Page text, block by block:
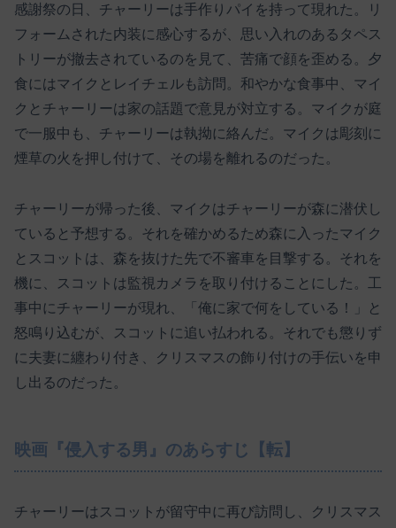
感謝祭の日、チャーリーは手作りパイを持って現れた。リ
フォームされた内装に感心するが、思い入れのあるタペス
トリーが撤去されているのを見て、苦痛で顔を歪める。夕
食にはマイクとレイチェルも訪問。和やかな食事中、マイ
クとチャーリーは家の話題で意見が対立する。マイクが庭
で一服中も、チャーリーは執拗に絡んだ。マイクは彫刻に
煙草の火を押し付けて、その場を離れるのだった。
チャーリーが帰った後、マイクはチャーリーが森に潜伏し
ていると予想する。それを確かめるため森に入ったマイク
とスコットは、森を抜けた先で不審車を目撃する。それを
機に、スコットは監視カメラを取り付けることにした。工
事中にチャーリーが現れ、「俺に家で何をしている！」と
怒鳴り込むが、スコットに追い払われる。それでも懲りず
に夫妻に纏わり付き、クリスマスの飾り付けの手伝いを申
し出るのだった。
映画『侵入する男』のあらすじ【転】
チャーリーはスコットが留守中に再び訪問し、クリスマス